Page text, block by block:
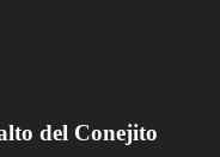
del Conejito